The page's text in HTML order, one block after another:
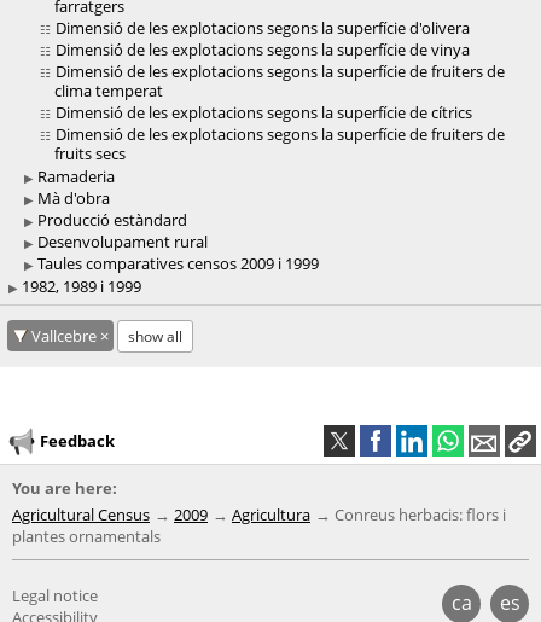
farratgers
Dimensió de les explotacions segons la superfície d'olivera
Dimensió de les explotacions segons la superfície de vinya
Dimensió de les explotacions segons la superfície de fruiters de
clima temperat
Dimensió de les explotacions segons la superfície de cítrics
Dimensió de les explotacions segons la superfície de fruiters de
fruits secs
Ramaderia
Mà d'obra
Producció estàndard
Desenvolupament rural
Taules comparatives censos 2009 i 1999
1982, 1989 i 1999
Vallcebre show all
Feedback
You are here:
Agricultural Census
2009 Agricultura
Conreus herbacis: flors i
plantes ornamentals
ca es
Legal notice
Accessibility